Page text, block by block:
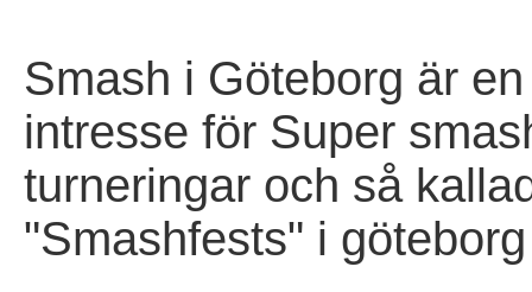
Smash i Göteborg är
intresse för Super
turneringar och så
"Smashfests" i